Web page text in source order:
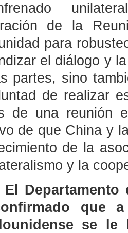
de la
para
el diálogo y
partes, sino
de realizar
de una reunión
de que China y
de la
y la
El
que
se